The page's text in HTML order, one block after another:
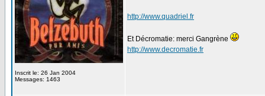
Inscrit le: 26 Jan 2004
Messages: 1463
http://www.quadriel.fr
Et Décromatie: merci Gangrène
http://www.decromatie.fr